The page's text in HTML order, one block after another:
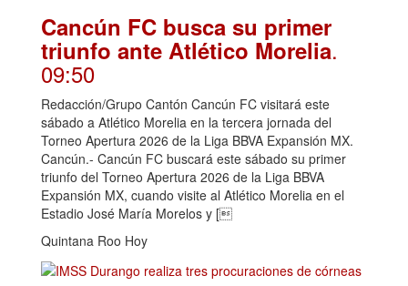
Cancún FC busca su primer
triunfo ante Atlético Morelia.
09:50
Redacción/Grupo Cantón Cancún FC visitará este
sábado a Atlético Morelia en la tercera jornada del
Torneo Apertura 2026 de la Liga BBVA Expansión MX.
Cancún.- Cancún FC buscará este sábado su primer
triunfo del Torneo Apertura 2026 de la Liga BBVA
Expansión MX, cuando visite al Atlético Morelia en el
Estadio José María Morelos y [
Quintana Roo Hoy